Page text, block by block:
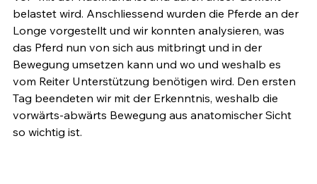
belastet wird. Anschliessend wurden die Pferde an der
Longe vorgestellt und wir konnten analysieren, was
das Pferd nun von sich aus mitbringt und in der
Bewegung umsetzen kann und wo und weshalb es
vom Reiter Unterstützung benötigen wird. Den ersten
Tag beendeten wir mit der Erkenntnis, weshalb die
vorwärts-abwärts Bewegung aus anatomischer Sicht
so wichtig ist.